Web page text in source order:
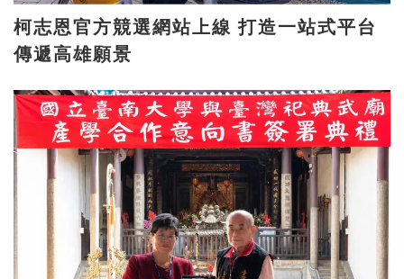
柯志恩官方競選網站上線 打造一站式平台
傳遞高雄願景